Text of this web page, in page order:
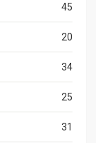
45
20
34
25
31